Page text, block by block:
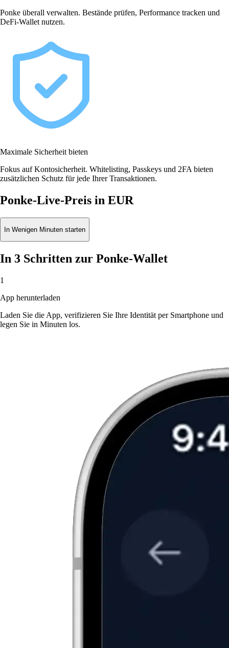
Ponke überall verwalten. Bestände prüfen, Performance tracken und
DeFi-Wallet nutzen.
Maximale Sicherheit bieten
Fokus auf Kontosicherheit. Whitelisting, Passkeys und 2FA bieten
zusätzlichen Schutz für jede Ihrer Transaktionen.
Ponke-Live-Preis in EUR
In Wenigen Minuten starten
In 3 Schritten zur Ponke-Wallet
1
App herunterladen
Laden Sie die App, verifizieren Sie Ihre Identität per Smartphone und
legen Sie in Minuten los.